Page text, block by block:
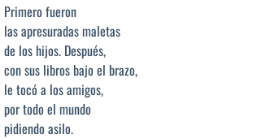
Primero fueron
las apresuradas maletas
de los hijos. Después,
con sus libros bajo el brazo,
le tocó a los amigos,
por todo el mundo
pidiendo asilo.